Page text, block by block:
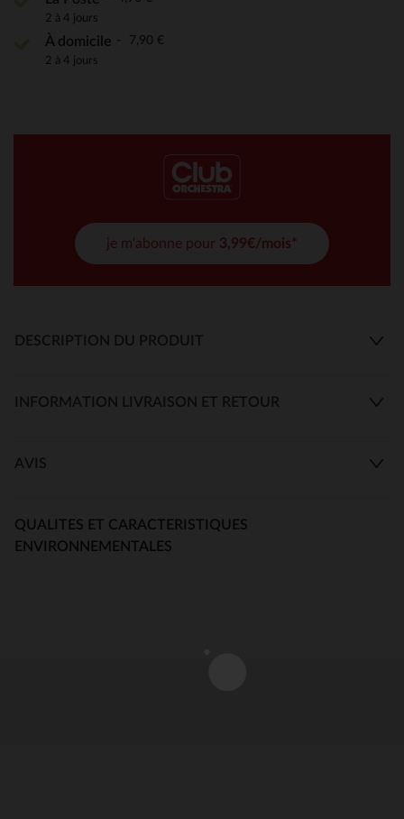
2 à 4 jours
À domicile 7,90 €
2 à 4 jours
je m'abonne pour 3,99€/mois*
DESCRIPTION DU PRODUIT
INFORMATION LIVRAISON ET RETOUR
AVIS
QUALITES ET CARACTERISTIQUES
ENVIRONNEMENTALES